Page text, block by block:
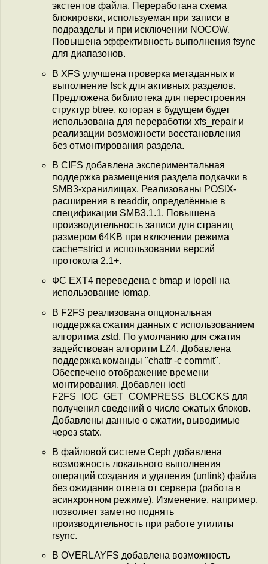
экстентов файла. Переработана схема
блокировки, используемая при записи в
подразделы и при исключении NOCOW.
Повышена эффективность выполнения fsync
для диапазонов.
В XFS улучшена проверка метаданных и
выполнение fsck для активных разделов.
Предложена библиотека для перестроения
структур btree, которая в будущем будет
использована для переработки xfs_repair и
реализации возможности восстановления
без отмонтирования раздела.
В CIFS добавлена экспериментальная
поддержка размещения раздела подкачки в
SMB3-хранилищах. Реализованы POSIX-
расширения в readdir, определённые в
спецификации SMB3.1.1. Повышена
производительность записи для страниц
размером 64KB при включении режима
cache=strict и использовании версий
протокола 2.1+.
ФС EXT4 переведена с bmap и iopoll на
использование iomap.
В F2FS реализована опциональная
поддержка сжатия данных с использованием
алгоритма zstd. По умолчанию для сжатия
задействован алгоритм LZ4. Добавлена
поддержка команды "chattr -c commit".
Обеспечено отображение времени
монтирования. Добавлен ioctl
F2FS_IOC_GET_COMPRESS_BLOCKS для
получения сведений о числе сжатых блоков.
Добавлены данные о сжатии, выводимые
через statx.
В файловой системе Ceph добавлена
возможность локального выполнения
операций создания и удаления (unlink) файла
без ожидания ответа от сервера (работа в
асинхронном режиме). Изменение, например,
позволяет заметно поднять
производительность при работе утилиты
rsync.
В OVERLAYFS добавлена возможность